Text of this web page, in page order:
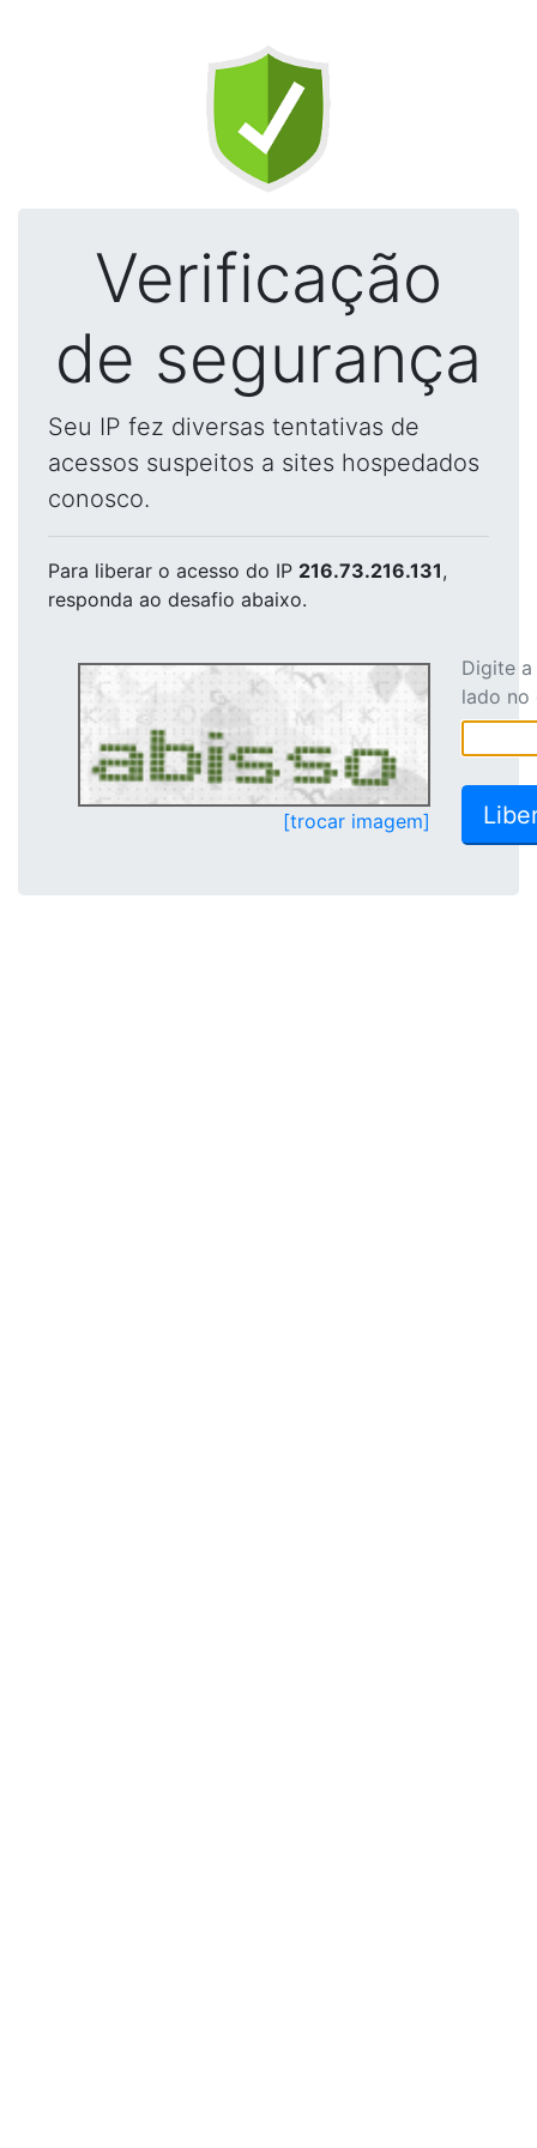
Verificação
de segurança
Seu IP fez diversas tentativas de
acessos suspeitos a sites hospedados
conosco.
Para liberar o acesso do IP 216.73.216.131,
responda ao desafio abaixo.
[trocar imagem]
Digite
lado no